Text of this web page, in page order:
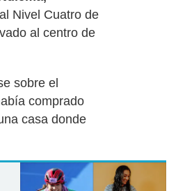
Nivel Cuatro de
al centro de
sobre el
comprado
casa donde